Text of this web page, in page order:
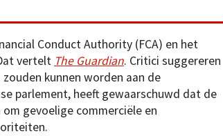
Conduct Authority (FCA) en het
vertelt The Guardian. Critici suggereren
kunnen worden aan de
parlement, heeft gewaarschuwd dat de
gevoelige commerciële en